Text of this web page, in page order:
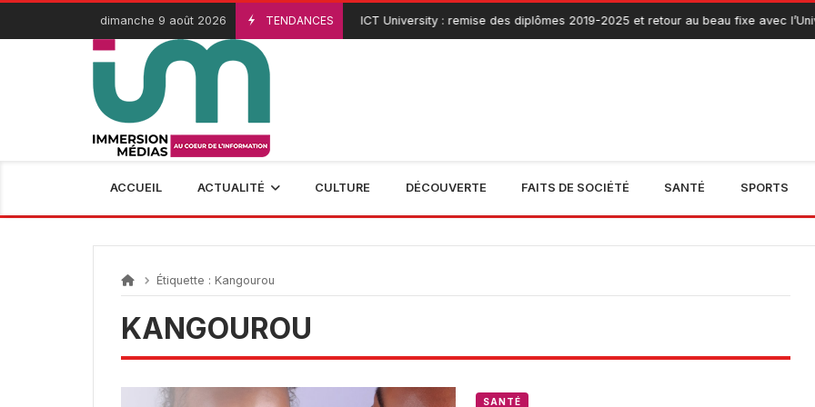
Passer
contenu
dimanche 9 août 2026 TENDANCES
3 Août 2026 ICT University : remise des diplômes 2019-2025 et retour au beau fixe avec
ACCUEIL ACTUALITÉ CULTURE DÉCOUVERTE FAITS DE SOCIÉTÉ SANTÉ SPORTS
Étiquette : Kangourou
KANGOUROU
SANTÉ